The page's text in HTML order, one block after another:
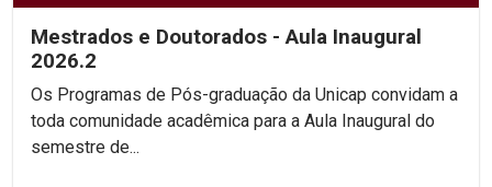
Mestrados e Doutorados - Aula Inaugural
2026.2
Os Programas de Pós-graduação da Unicap convidam a
toda comunidade acadêmica para a Aula Inaugural do
semestre de...